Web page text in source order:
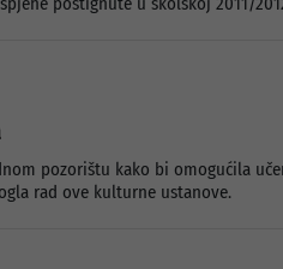
pozorištu kako bi omogućila
rad ove kulturne ustanove.